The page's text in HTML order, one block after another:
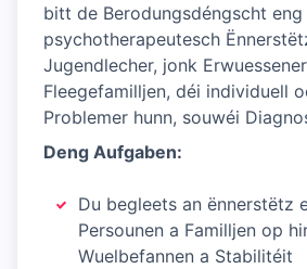
bitt de Berodungsdéngscht eng
psychotherapeutesch
Jugendlecher, jonk
Fleegefamilljen, déi individuell
Problemer hunn, souwéi
Deng Aufgaben:
Du begleets an ënnerstëtz
Persounen a Familljen op
Wuelbefannen a Stabilitéit